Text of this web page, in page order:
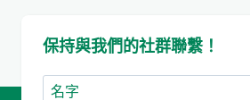
保持與我們的社群聯繫！
名